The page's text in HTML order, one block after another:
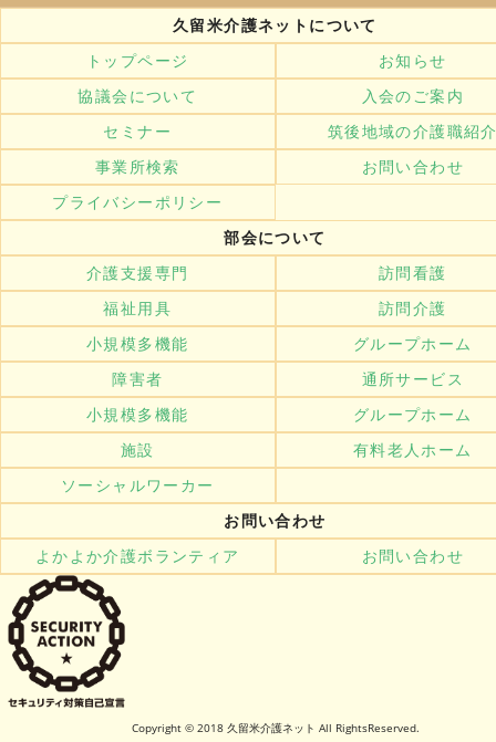
久留米介護ネットについて
トップページ
お知らせ
協議会について
入会のご案内
セミナー
筑後地域の介護職紹
事業所検索
お問い合わせ
プライバシーポリシー
部会について
介護支援専門
訪問看護
福祉用具
訪問介護
小規模多機能
グループホーム
障害者
通所サービス
小規模多機能
グループホーム
施設
有料老人ホーム
ソーシャルワーカー
お問い合わせ
よかよか介護ボランティア
お問い合わせ
Copyright © 2018 久留米介護ネット All RightsReserved.